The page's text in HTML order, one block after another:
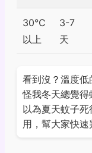
30°C
以上
3-7
天
看到沒？溫度
怪我冬天總覺得
以為夏天蚊子
用，幫大家快速